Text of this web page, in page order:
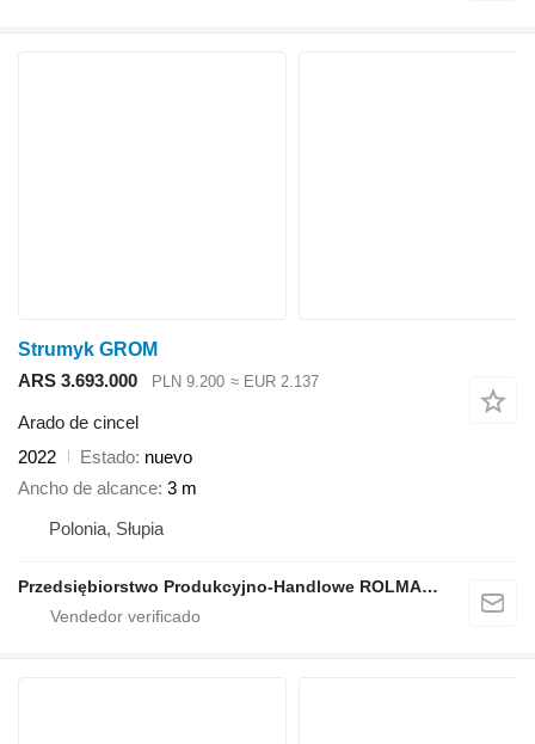
Strumyk GROM
ARS 3.693.000
PLN 9.200 ≈ EUR 2.137
Arado de cincel
2022
Estado nuevo
Ancho de alcance 3 m
Polonia, Słupia
Przedsiębiorstwo Produkcyjno-Handlowe ROLMAPOL Marcin Dziekan